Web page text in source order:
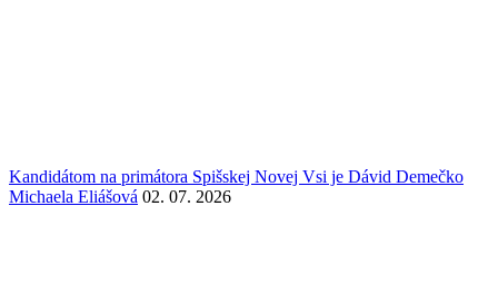
Kandidátom na primátora Spišskej Novej Vsi je Dávid Demečko
Michaela Eliášová 02. 07. 2026